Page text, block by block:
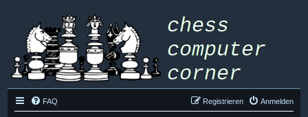
FAQ Anmelden
Registrieren